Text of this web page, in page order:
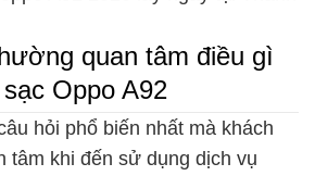
quan tâm điều gì
Oppo A92
hỏi phổ biến nhất mà khách
tâm khi đến sử dụng dịch vụ